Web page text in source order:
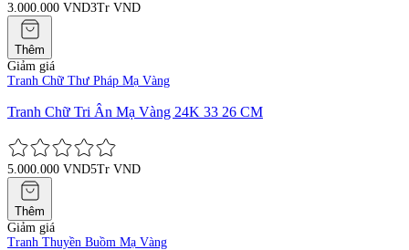
3.000.000 VND3Tr VND
Thêm
Giảm giá
Tranh Chữ Thư Pháp Mạ Vàng
Tranh Chữ Tri Ân Mạ Vàng 24K 33 26 CM
5.000.000 VND5Tr VND
Thêm
Giảm giá
Tranh Thuyền Buồm Mạ Vàng